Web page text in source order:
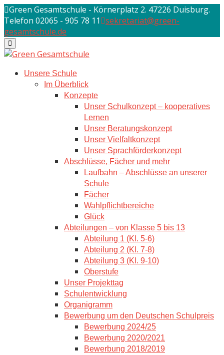
Skip
to
content
Green Gesamtschule - Körnerplatz 2. 47226 Duisburg.
Telefon 02065 - 905 78 11 sekretariat@green-
gesamtschule.de
Unsere Schule
Im Überblick
Konzepte
Unser Schulkonzept – kooperatives
Lernen
Unser Beratungskonzept
Unser Vielfaltkonzept
Unser Sprachförderkonzept
Abschlüsse, Fächer und mehr
Laufbahn – Abschlüsse an unserer
Schule
Fächer
Wahlpflichtbereiche
Glück
Abteilungen – von Klasse 5 bis 13
Abteilung 1 (Kl. 5-6)
Abteilung 2 (Kl. 7-8)
Abteilung 3 (Kl. 9-10)
Oberstufe
Unser Projekttag
Schulentwicklung
Organigramm
Bewerbung um den Deutschen Schulpreis
Bewerbung 2024/25
Bewerbung 2020/2021
Bewerbung 2018/2019